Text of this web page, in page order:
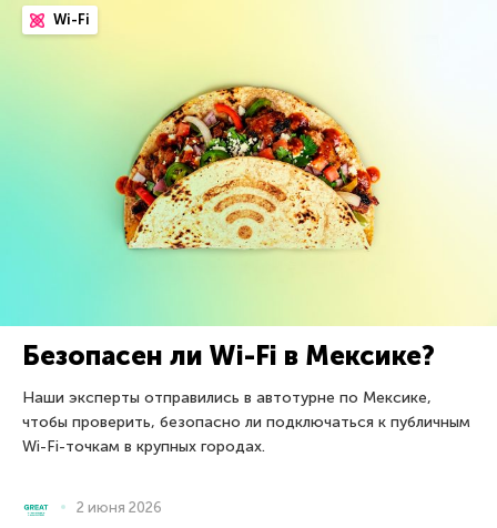
Wi-Fi
Безопасен ли Wi-Fi в Мексике?
Наши эксперты отправились в автотурне по Мексике,
чтобы проверить, безопасно ли подключаться к публичным
Wi-Fi-точкам в крупных городах.
2 июня 2026